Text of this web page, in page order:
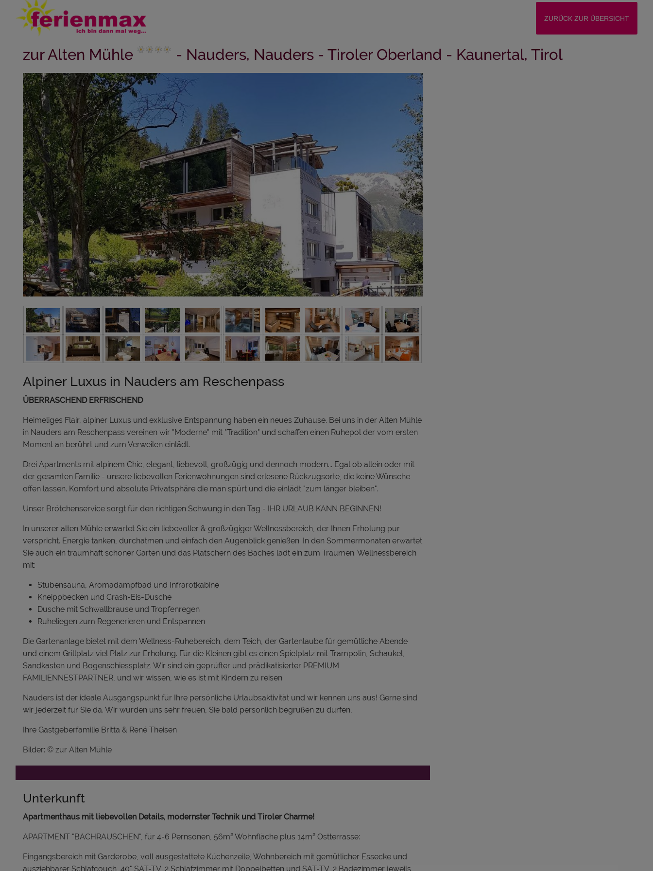
ZURÜCK ZUR ÜBERSICHT
zur Alten Mühle - Nauders, Nauders - Tiroler Oberland - Kaunertal, Tirol
Alpiner Luxus in Nauders am Reschenpass
ÜBERRASCHEND ERFRISCHEND
Heimeliges Flair, alpiner Luxus und exklusive Entspannung haben ein neues Zuhause. Bei uns in der Alten Mühle
in Nauders am Reschenpass vereinen wir "Moderne" mit "Tradition" und schaffen einen Ruhepol der vom ersten
Moment an berührt und zum Verweilen einlädt.
Drei Apartments mit alpinem Chic, elegant, liebevoll, großzügig und dennoch modern... Egal ob allein oder mit
der gesamten Familie - unsere liebevollen Ferienwohnungen sind erlesene Rückzugsorte, die keine Wünsche
offen lassen. Komfort und absolute Privatsphäre die man spürt und die einlädt "zum länger bleiben".
Unser Brötchenservice sorgt für den richtigen Schwung in den Tag - IHR URLAUB KANN BEGINNEN!
In unserer alten Mühle erwartet Sie ein liebevoller & großzügiger Wellnessbereich, der Ihnen Erholung pur
verspricht. Energie tanken, durchatmen und einfach den Augenblick genießen. In den Sommermonaten erwartet
Sie auch ein traumhaft schöner Garten und das Plätschern des Baches lädt ein zum Träumen. Wellnessbereich
mit:
Stubensauna, Aromadampfbad und Infrarotkabine
Kneippbecken und Crash-Eis-Dusche
Dusche mit Schwallbrause und Tropfenregen
Ruheliegen zum Regenerieren und Entspannen
Die Gartenanlage bietet mit dem Wellness-Ruhebereich, dem Teich, der Gartenlaube für gemütliche Abende
und einem Grillplatz viel Platz zur Erholung. Für die Kleinen gibt es einen Spielplatz mit Trampolin, Schaukel,
Sandkasten und Bogenschiessplatz. Wir sind ein geprüfter und prädikatisierter PREMIUM
FAMILIENNESTPARTNER, und wir wissen, wie es ist mit Kindern zu reisen.
Nauders ist der ideale Ausgangspunkt für Ihre persönliche Urlaubsaktivität und wir kennen uns aus! Gerne sind
wir jederzeit für Sie da. Wir würden uns sehr freuen, Sie bald persönlich begrüßen zu dürfen,
Ihre Gastgeberfamilie Britta & René Theisen
Bilder: © zur Alten Mühle
Unterkunft
Apartmenthaus mit liebevollen Details, modernster Technik und Tiroler Charme!
APARTMENT "BACHRAUSCHEN", für 4-6 Pernsonen, 56m² Wohnfläche plus 14m² Ostterrasse:
Eingangsbereich mit Garderobe, voll ausgestattete Küchenzeile, Wohnbereich mit gemütlicher Essecke und
ausziehbarer Schlafcouch, 40" SAT-TV, 2 Schlafzimmer mit Doppelbetten und SAT-TV, 2 Badezimmer jeweils